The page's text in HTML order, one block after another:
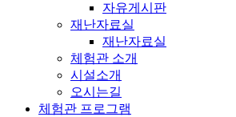
자유게시판
재난자료실
재난자료실
체험관 소개
시설소개
오시는길
체험관 프로그램